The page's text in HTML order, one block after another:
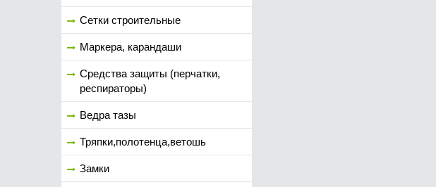
Сетки строительные
Маркера, карандаши
Средства защиты (перчатки,
респираторы)
Ведра тазы
Тряпки,полотенца,ветошь
Замки